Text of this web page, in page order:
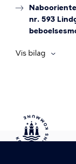
nr. 593
Vis bilag